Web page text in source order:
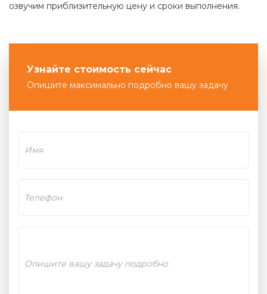
озвучим приблизительную цену и сроки выполнения.
Узнайте стоимость сейчас
Опишите максимально подробно вашу задачу